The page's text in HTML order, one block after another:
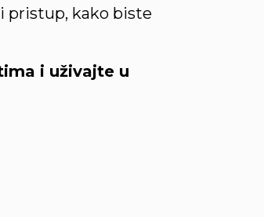
pristup, kako biste
i uživajte u